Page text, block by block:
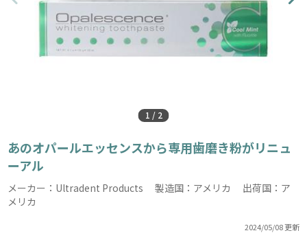
1 / 2
あのオパールエッセンスから専用歯磨き粉がリニュ
ーアル
メーカー：Ultradent Products 製造国：アメリカ 出荷国：ア
メリカ
2024/05/08 更新